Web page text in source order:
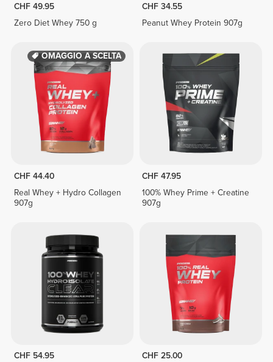
CHF 49.95
Zero Diet Whey 750 g
CHF 34.55
Peanut Whey Protein 907g
OMAGGIO A SCELTA
CHF 44.40
Real Whey + Hydro Collagen
907g
CHF 47.95
100% Whey Prime + Creatine
907g
CHF 54.95
CHF 25.00